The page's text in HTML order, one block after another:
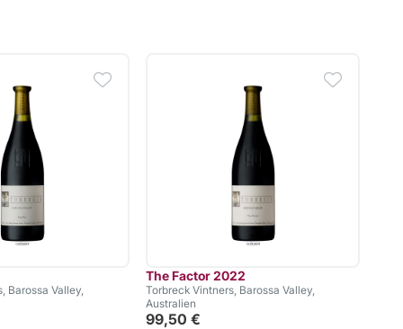
Barossa Valley,
The Factor 2022
Torbreck Vintners, Barossa Valley,
Australien
99,50 €